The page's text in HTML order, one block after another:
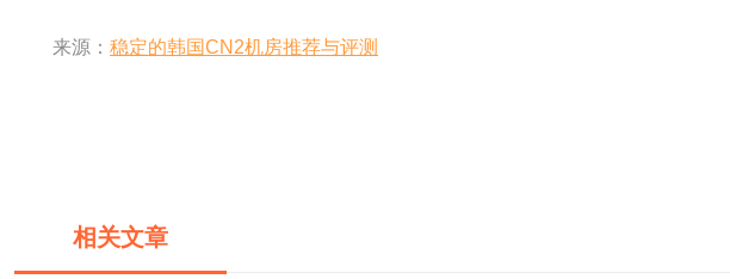
来源： 稳定的韩国CN2机房推荐与评测
相关文章